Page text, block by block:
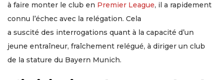
à faire monter le club en Premier League, il a rapidement
connu l’échec avec la relégation. Cela
a suscité des interrogations quant à la capacité d’un
jeune entraîneur, fraîchement relégué, à diriger un club
de la stature du Bayern Munich.